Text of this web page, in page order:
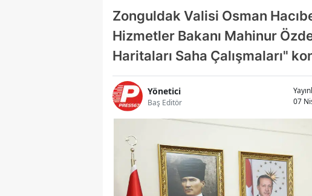
Zonguldak Valisi Osman
Hizmetler Bakanı Mahinur
Haritaları Saha Çalışmaları"
Yönetici
Baş Editör
07